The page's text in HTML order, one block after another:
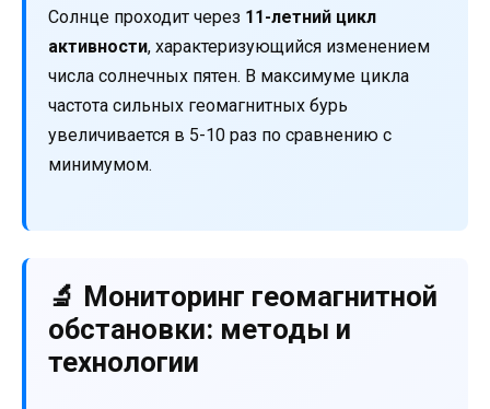
Солнце проходит через 11-летний цикл
активности, характеризующийся изменением
числа солнечных пятен. В максимуме цикла
частота сильных геомагнитных бурь
увеличивается в 5-10 раз по сравнению с
минимумом.
🔬 Мониторинг геомагнитной
обстановки: методы и
технологии